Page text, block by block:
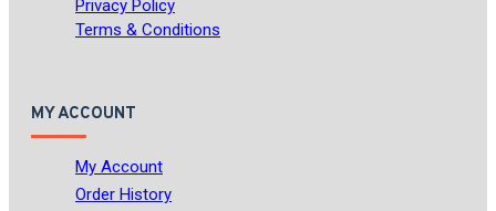
Privacy Policy
Terms & Conditions
MY ACCOUNT
My Account
Order History